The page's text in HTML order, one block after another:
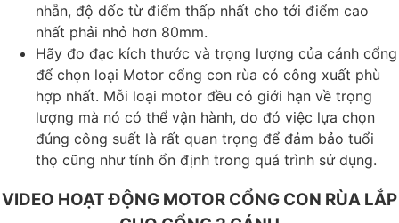
nhẵn, độ dốc từ điểm thấp nhất cho tới điểm cao
nhất phải nhỏ hơn 80mm.
Hãy đo đạc kích thước và trọng lượng của cánh cổng
để chọn loại Motor cổng con rùa có công xuất phù
hợp nhất. Mỗi loại motor đều có giới hạn về trọng
lượng mà nó có thể vận hành, do đó việc lựa chọn
đúng công suất là rất quan trọng để đảm bảo tuổi
thọ cũng như tính ổn định trong quá trình sử dụng.
VIDEO HOẠT ĐỘNG MOTOR CỔNG CON RÙA LẮP